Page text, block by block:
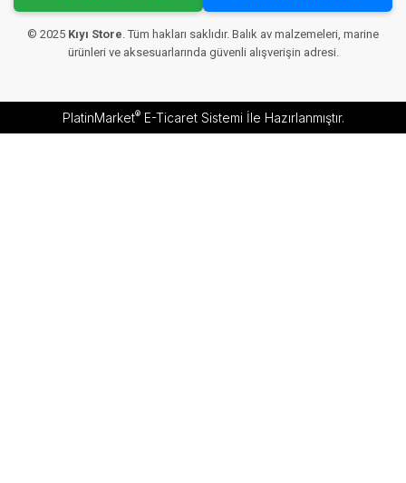
© 2025 Kıyı Store. Tüm hakları saklıdır. Balık av malzemeleri, marine
ürünleri ve aksesuarlarında güvenli alışverişin adresi.
PlatinMarket®E-Ticaret Sistemiİle Hazırlanmıştır.